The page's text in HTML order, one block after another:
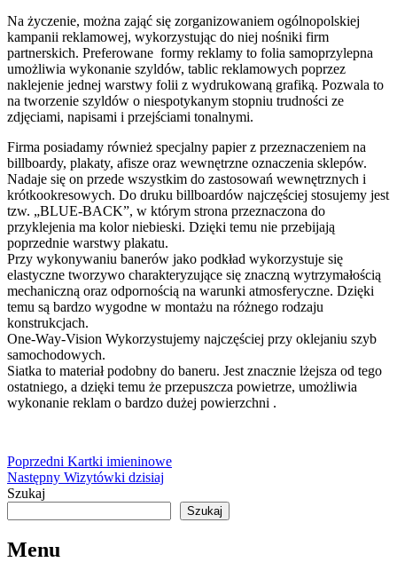
Na życzenie, można zająć się zorganizowaniem ogólnopolskiej
kampanii reklamowej, wykorzystując do niej nośniki firm
partnerskich. Preferowane formy reklamy to folia samoprzylepna
umożliwia wykonanie szyldów, tablic reklamowych poprzez
naklejenie jednej warstwy folii z wydrukowaną grafiką. Pozwala to
na tworzenie szyldów o niespotykanym stopniu trudności ze
zdjęciami, napisami i przejściami tonalnymi.
Firma posiadamy również specjalny papier z przeznaczeniem na
billboardy, plakaty, afisze oraz wewnętrzne oznaczenia sklepów.
Nadaje się on przede wszystkim do zastosowań wewnętrznych i
krótkookresowych. Do druku billboardów najczęściej stosujemy jest
tzw. „BLUE-BACK”, w którym strona przeznaczona do
przyklejenia ma kolor niebieski. Dzięki temu nie przebijają
poprzednie warstwy plakatu.
Przy wykonywaniu banerów jako podkład wykorzystuje się
elastyczne tworzywo charakteryzujące się znaczną wytrzymałością
mechaniczną oraz odpornością na warunki atmosferyczne. Dzięki
temu są bardzo wygodne w montażu na różnego rodzaju
konstrukcjach.
One-Way-Vision Wykorzystujemy najczęściej przy oklejaniu szyb
samochodowych.
Siatka to materiał podobny do baneru. Jest znacznie lżejsza od tego
ostatniego, a dzięki temu że przepuszcza powietrze, umożliwia
wykonanie reklam o bardzo dużej powierzchni .
Nawigacja
wpisu
Poprzedni Poprzedni
wpis:
Kartki imieninowe
Następny Następny
Wizytówki dzisiaj
Szukaj
Szukaj
Menu